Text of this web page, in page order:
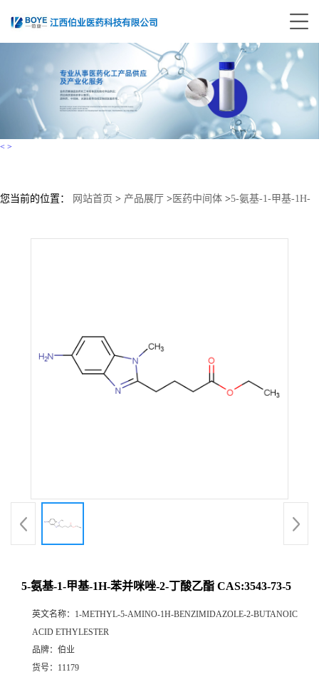
< >
您当前的位置： 网站首页 > 产品展厅 > 医药中间体 >5-氨基-1-甲基-1H-
5-氨基-1-甲基-1H-苯并咪唑-2-丁酸乙酯 CAS:3543-73-5
英文名称： 1-METHYL-5-AMINO-1H-BENZIMIDAZOLE-2-BUTANOIC
ACID ETHYLESTER
品牌： 伯业
货号： 11179